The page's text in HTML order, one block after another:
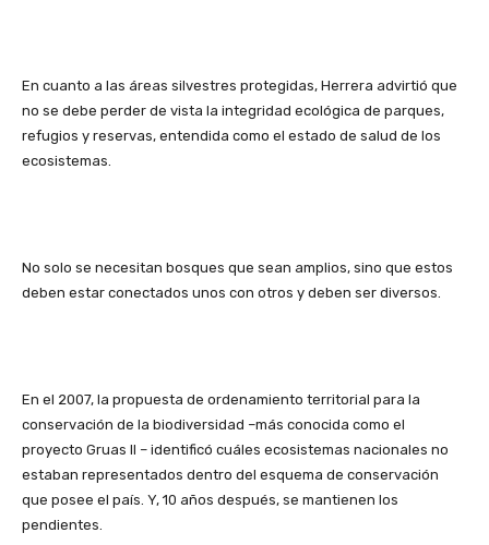
En cuanto a las áreas silvestres protegidas, Herrera advirtió que
no se debe perder de vista la integridad ecológica de parques,
refugios y reservas, entendida como el estado de salud de los
ecosistemas.
No solo se necesitan bosques que sean amplios, sino que estos
deben estar conectados unos con otros y deben ser diversos.
En el 2007, la propuesta de ordenamiento territorial para la
conservación de la biodiversidad –más conocida como el
proyecto Gruas II – identificó cuáles ecosistemas nacionales no
estaban representados dentro del esquema de conservación
que posee el país. Y, 10 años después, se mantienen los
pendientes.